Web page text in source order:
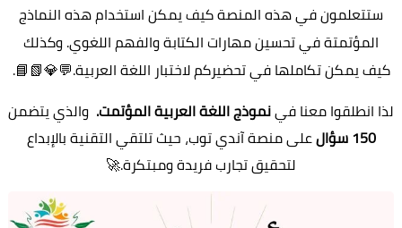
ستتعلمون في هذه المنصة كيف يمكن استخدام هذه النماذج
المؤتمتة في تحسين مهارات الكتابة والفهم اللغوي. وكذلك
كيف يمكن تكاملها في تحضيركم لاختبار اللغة العربية.💬💎📗📘.
لذا انطلقوا معنا فينموذج اللغة العربية المؤتمت. والذي يتضمن
150 سؤال
على منصة آندي توب، حيث تلتقي التقنية بالإبداع
لتحقيق تجارب فريدة ومبتكرة.🚀